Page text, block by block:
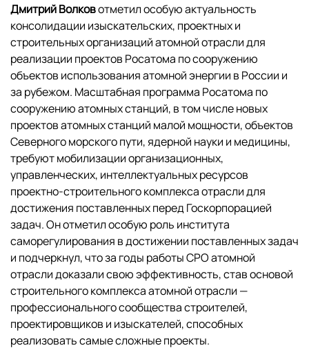
Дмитрий Волковотметил особую актуальность
консолидации изыскательских, проектных и
строительных организаций атомной отрасли для
реализации проектов Росатома по сооружению
объектов использования атомной энергии в России и
за рубежом. Масштабная программа Росатома по
сооружению атомных станций, в том числе новых
проектов атомных станций малой мощности, объектов
Северного морского пути, ядерной науки и медицины,
требуют мобилизации организационных,
управленческих, интеллектуальных ресурсов
проектно-строительного комплекса отрасли для
достижения поставленных перед Госкорпорацией
задач. Он отметил особую роль института
саморегулирования в достижении поставленных задач
и подчеркнул, что за годы работы СРО атомной
отрасли доказали свою эффективность, став основой
строительного комплекса атомной отрасли —
профессионального сообщества строителей,
проектировщиков и изыскателей, способных
реализовать самые сложные проекты.